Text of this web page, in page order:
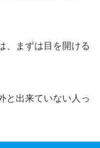
、まずは目を開ける
と出来ていない人っ